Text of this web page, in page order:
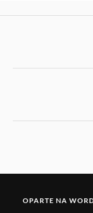
OPARTE NA